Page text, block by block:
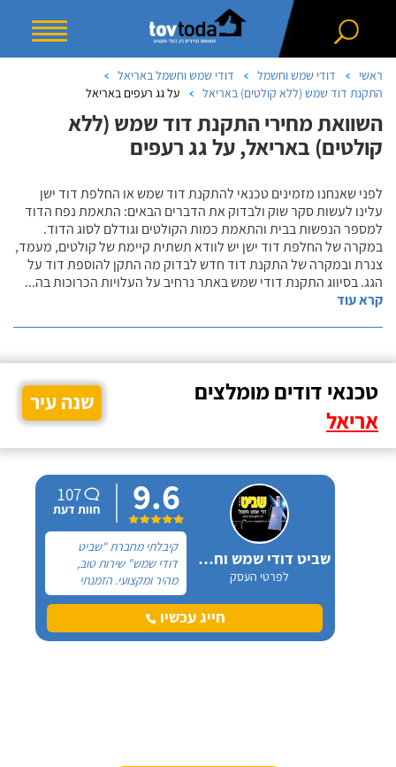
ראשי דודי שמש וחשמל
דודי שמש וחשמל באריאל
התקנת דוד שמש (ללא קולטים) באריאל
על גג רעפים באריאל
השוואת מחירי התקנת דוד שמש (ללא
קולטים) באריאל, על גג רעפים
לפני שאנחנו מזמינים טכנאי להתקנת דוד שמש או החלפת דוד ישן
עלינו לעשות סקר שוק ולבדוק את הדברים הבאים: התאמת נפח הדוד
למספר הנפשות בבית והתאמת כמות הקולטים וגודלם לסוג הדוד.
במקרה של החלפת דוד ישן יש לוודא תשתית קיימת של קולטים, מעמד,
צנרת ובמקרה של התקנת דוד חדש לבדוק מה התקן להוספת דוד על
הגג. בסיווג התקנת דודי שמש באתר נרחיב על העלויות הכרוכות בה...
קרא עוד
טכנאי דודים מומלצים
אריאל
שנה עיר
שביט דודי שמש וחשמל בע"מ
לפרטי העסק
9.6
107
חוות דעת
קיבלתי מחברת "שביט
דודי שמש" שירות טוב,
מהיר ומקצועי. הזמנתי
אותם לא מזמן, כשהתפוצץ
לי הדוד שמש של הדירה.חייג עכשיו